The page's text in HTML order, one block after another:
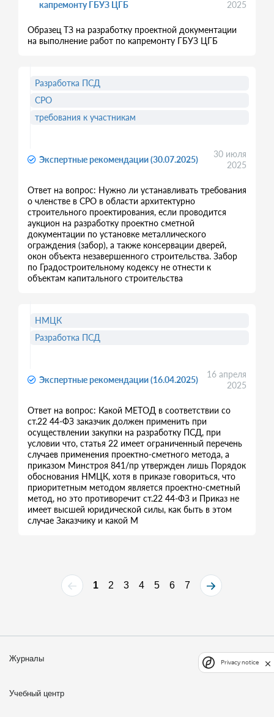
капремонту ГБУЗ ЦГБ
2025
Образец ТЗ на разработку проектной документации
на выполнение работ по капремонту ГБУЗ ЦГБ
Экспертные рекомендации (30.07.2025)
30 июля
2025
Ответ на вопрос: Нужно ли устанавливать требования
о членстве в СРО в области архитектурно
строительного проектирования, если проводится
аукцион на разработку проектно сметной
документации по установке металлического
ограждения (забор), а также консервации дверей,
окон объекта незавершенного строительства. Забор
по Градостроительному кодексу не отнести к
объектам капитального строительства
Разработка ПСД
СРО
требования к участникам
Экспертные рекомендации (16.04.2025)
16 апреля
2025
Ответ на вопрос: Какой МЕТОД в соответствии со
ст.22 44-ФЗ заказчик должен применить при
осуществлении закупки на разработку ПСД, при
условии что, статья 22 имеет ограниченный перечень
случаев применения проектно-сметного метода, а
приказом Минстроя 841/пр утвержден лишь Порядок
обоснования НМЦК, хотя в приказе говориться, что
приоритетным методом является проектно-сметный
метод, но это противоречит ст.22 44-ФЗ и Приказ не
имеет высшей юридической силы, как быть в этом
случае Заказчику и какой М
НМЦК
Разработка ПСД
1 2 3 4 5 6 7
Журналы
Учебный центр
Privacy notice